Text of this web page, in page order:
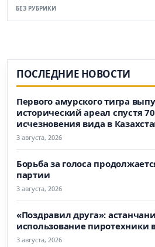
БЕЗ РУБРИКИ
ПОСЛЕДНИЕ НОВОСТИ
Первого амурского тигра
исторический ареал спустя
исчезновения вида в
3 августа, 2026
Борьба за голоса
партии
3 августа, 2026
«Поздравил друга»:
использование пиротехники
3 августа, 2026